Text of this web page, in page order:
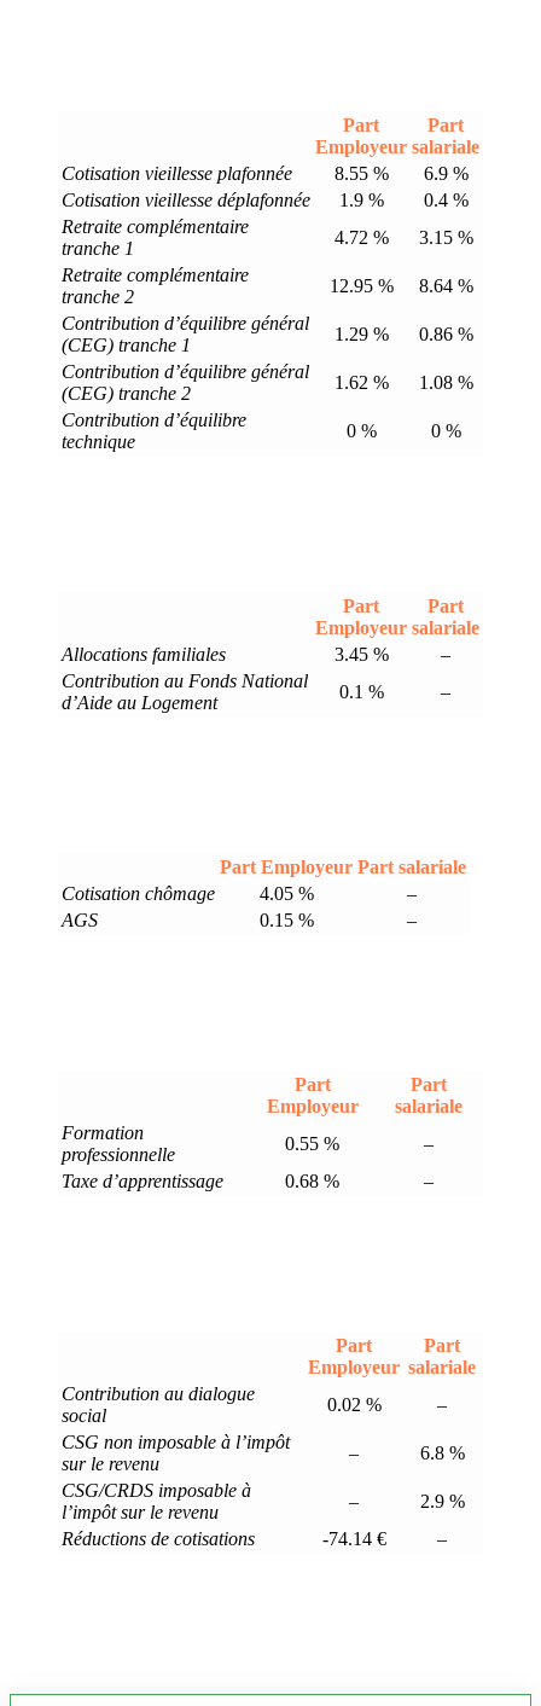
Part
Employeur
Part
salariale
Cotisation vieillesse plafonnée
8.55 %
6.9 %
Cotisation vieillesse déplafonnée
1.9 %
0.4 %
Retraite complémentaire
tranche 1
4.72 %
3.15 %
Retraite complémentaire
tranche 2
12.95 %
8.64 %
Contribution d’équilibre général
(CEG) tranche 1
1.29 %
0.86 %
Contribution d’équilibre général
(CEG) tranche 2
1.62 %
1.08 %
Contribution d’équilibre
technique
0 % 0 %
Part
Employeur
Part
salariale
Allocations familiales
3.45 %
–
Contribution au Fonds National
d’Aide au Logement
0.1 % –
Part Employeur Part salariale
Cotisation chômage
4.05 %
–
AGS
0.15 % –
Part
Employeur
Part
salariale
Formation
professionnelle
0.55 %
–
Taxe d’apprentissage
0.68 % –
Part
Employeur
Part
salariale
Contribution au dialogue
social
0.02 %
–
CSG non imposable à l’impôt
sur le revenu
–
6.8 %
CSG/CRDS imposable à
l’impôt sur le revenu
–
2.9 %
Réductions de cotisations
-74.14 € –